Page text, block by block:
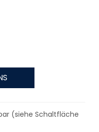
(siehe Schaltfläche